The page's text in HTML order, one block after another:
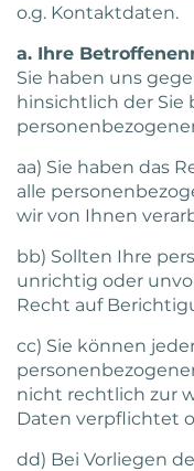
o.g. Kontaktdaten.
a. Ihre
Sie haben uns
hinsichtlich der Sie
aa) Sie haben das
alle
wir von Ihnen
bb) Sollten Ihre
unrichtig oder
Recht auf
cc) Sie können
nicht rechtlich zur
Daten verpflichtet
dd) Bei Vorliegen